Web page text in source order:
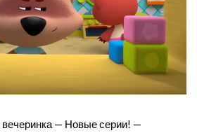
— Новые серии! —